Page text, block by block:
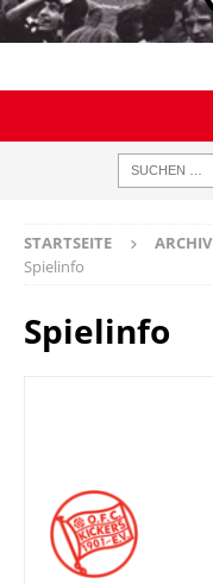
STARTSEITE ARCHIV
Spielinfo
Spielinfo